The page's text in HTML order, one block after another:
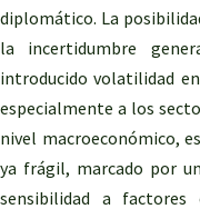
diplomático. La
la incertidumbre
introducido volatilidad
especialmente a los
nivel macroeconómico,
ya frágil, marcado por
sensibilidad a